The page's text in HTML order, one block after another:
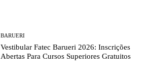
BARUERI
Vestibular Fatec Barueri 2026: Inscrições
Abertas Para Cursos Superiores Gratuitos